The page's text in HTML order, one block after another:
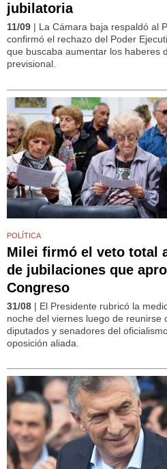
jubilatoria
11/09 | La Cámara baja respaldó al
confirmó el rechazo del Poder
que buscaba aumentar los haberes
previsional.
POLÍTICA
Milei firmó el veto total
de jubilaciones que
Congreso
31/08 | El Presidente rubricó la
noche del viernes luego de reunirse
diputados y senadores del
oposición aliada.